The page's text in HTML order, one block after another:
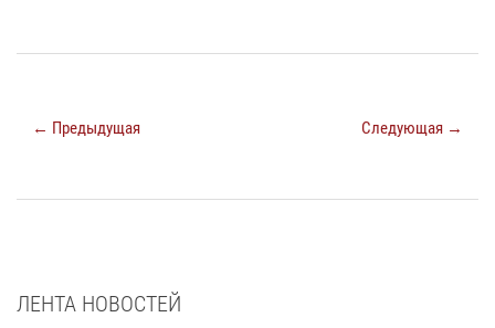
← Предыдущая Следующая →
ЛЕНТА НОВОСТЕЙ